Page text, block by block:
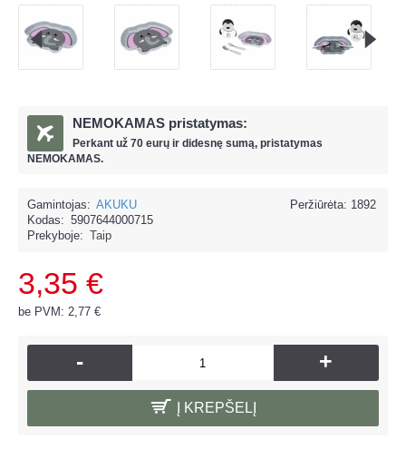
NEMOKAMAS pristatymas:
Perkant už 70 eurų ir didesnę sumą, pristatymas
NEMOKAMAS.
Peržiūrėta: 1892
Gamintojas: AKUKU
Kodas: 5907644000715
Prekyboje: Taip
3,35 €
be PVM: 2,77 €
- +
Į KREPŠELĮ